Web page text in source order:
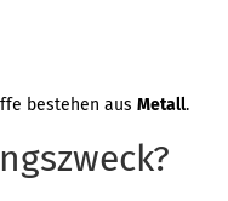
bestehen aus Metall.